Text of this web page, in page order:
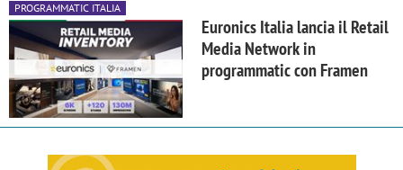
PROGRAMMATIC ITALIA
Euronics Italia lancia il Retail
Media Network in
programmatic con Framen